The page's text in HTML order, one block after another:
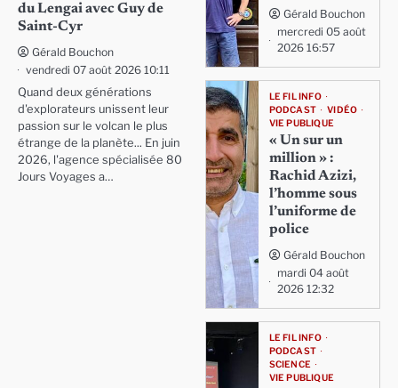
du Lengai avec Guy de
Saint-Cyr
Gérald Bouchon
vendredi 07 août 2026 10:11
Quand deux générations
d'explorateurs unissent leur
passion sur le volcan le plus
étrange de la planète... En juin
2026, l'agence spécialisée 80
Jours Voyages a…
Gérald Bouchon
mercredi 05 août
2026 16:57
LE FIL INFO
PODCAST
VIDÉO
VIE PUBLIQUE
« Un sur un
million » :
Rachid Azizi,
l’homme sous
l’uniforme de
police
Gérald Bouchon
mardi 04 août
2026 12:32
LE FIL INFO
PODCAST
SCIENCE
VIE PUBLIQUE